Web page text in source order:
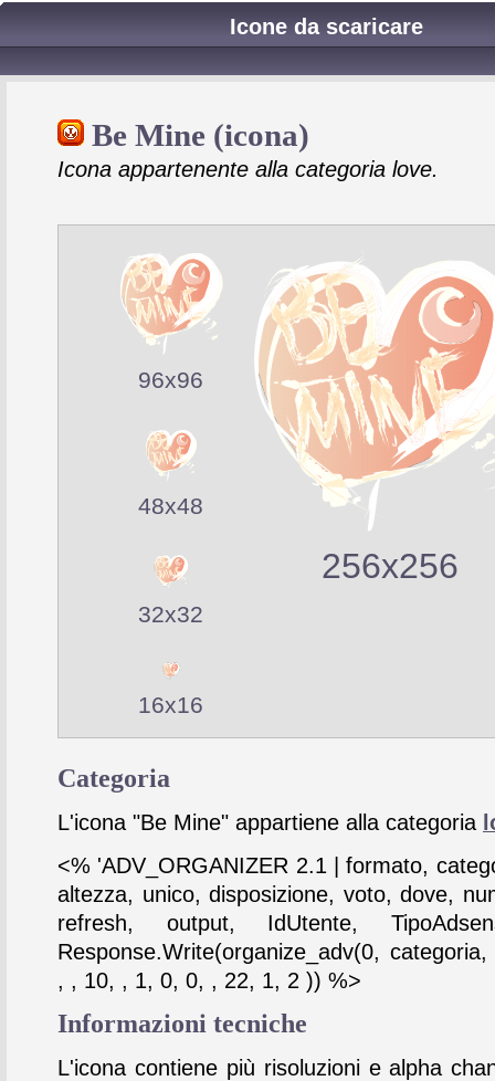
Icone da scaricare
Be Mine (icona)
Icona appartenente alla categoria love.
96x96
48x48
32x32
16x16
256x256
Categoria
L'icona "Be Mine" appartiene alla categoria
<% 'ADV_ORGANIZER 2.1 | formato,
altezza, unico, disposizione, voto, dove,
refresh, output, IdUtente,
Response.Write(organize_adv(0,
, , 10, , 1, 0, 0, , 22, 1, 2 )) %>
Informazioni tecniche
L'icona contiene più risoluzioni e alpha